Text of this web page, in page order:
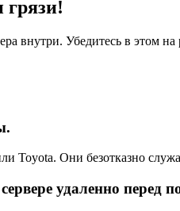
внутри. Убедитесь в этом
Toyota. Они безотказно
удаленно перед